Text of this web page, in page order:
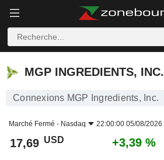
MGP INGREDIENTS, INC.
MGP INGREDIENTS, INC.
Connexions MGP Ingredients, Inc.
Marché Fermé - Nasdaq 22:00:00 05/08/2026
17,69 USD +3,39 %